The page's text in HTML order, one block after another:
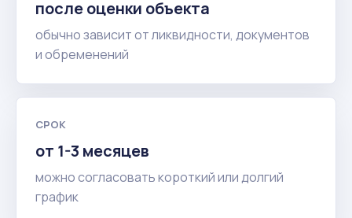
после оценки объекта
обычно зависит от ликвидности, документов
и обременений
СРОК
от 1-3 месяцев
можно согласовать короткий или долгий
график